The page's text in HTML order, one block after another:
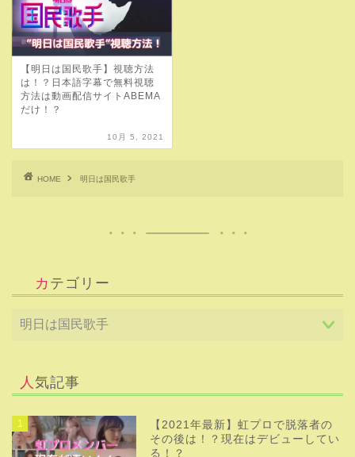
【明日は国民歌手】視聴方法
は！？日本語字幕で無料視聴
方法は動画配信サイトABEMA
だけ！？
10月 5, 2021
HOME 明日は国民歌手
カテゴリー
人気記事
1
【2021年最新】虹プロで脱落者の
その後は！？現在はデビューしてい
る！？